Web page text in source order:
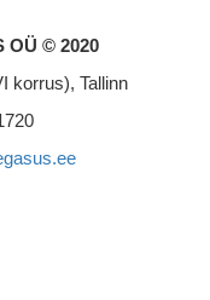
OÜ © 2020
korrus), Tallinn